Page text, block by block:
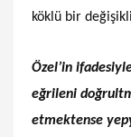
köklü bir
Özel’in
eğrileni
etmektense